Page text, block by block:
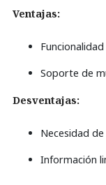
Ventajas:
Soporte de
Desventajas:
Necesidad
Información